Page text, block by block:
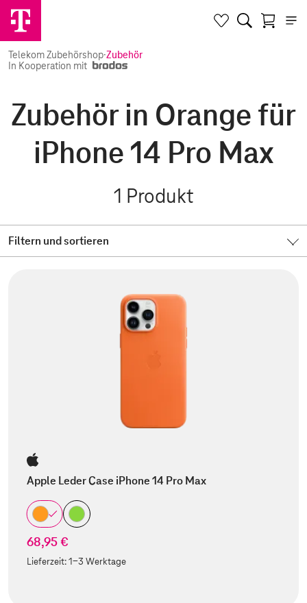
Telekom Zubehörshop·Zubehör
In Kooperation mit
Zubehör in Orange für
iPhone 14 Pro Max
1 Produkt
Filtern und sortieren
Apple Leder Case iPhone 14 Pro Max
68,95 €
Lieferzeit:1-3 Werktage